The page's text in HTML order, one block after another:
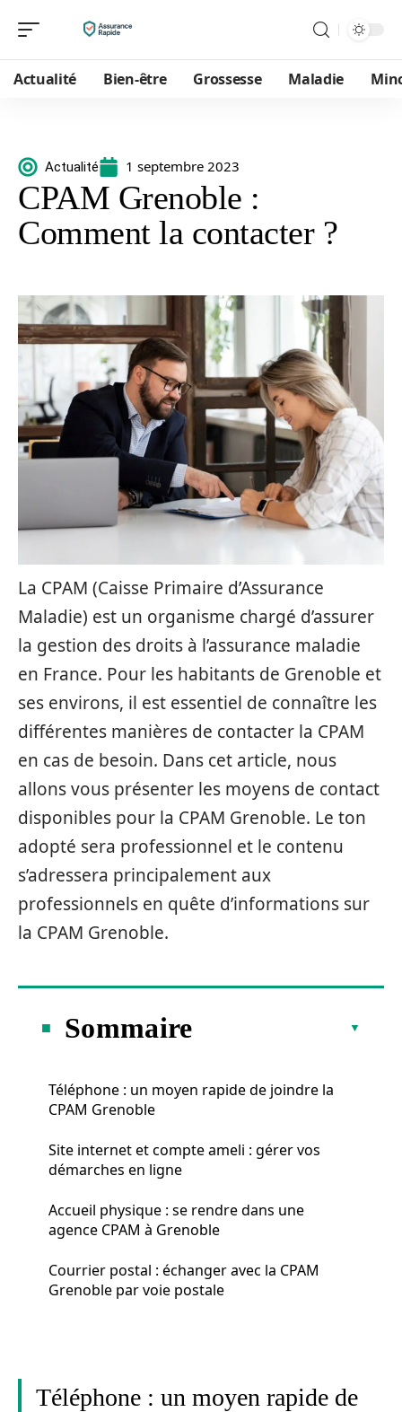
Actualité Bien-être Grossesse Maladie
Actualité 1 septembre 2023
CPAM Grenoble :
Comment la contacter ?
La CPAM (Caisse Primaire d’Assurance
Maladie) est un organisme chargé d’assurer
la gestion des droits à l’assurance maladie
en France. Pour les habitants de Grenoble et
ses environs, il est essentiel de connaître les
différentes manières de contacter la CPAM
en cas de besoin. Dans cet article, nous
allons vous présenter les moyens de contact
disponibles pour la CPAM Grenoble. Le ton
adopté sera professionnel et le contenu
s’adressera principalement aux
professionnels en quête d’informations sur
la CPAM Grenoble.
Sommaire
Téléphone : un moyen rapide de joindre la
CPAM Grenoble
Site internet et compte ameli : gérer vos
démarches en ligne
Accueil physique : se rendre dans une
agence CPAM à Grenoble
Courrier postal : échanger avec la CPAM
Grenoble par voie postale
Téléphone : un moyen rapide de